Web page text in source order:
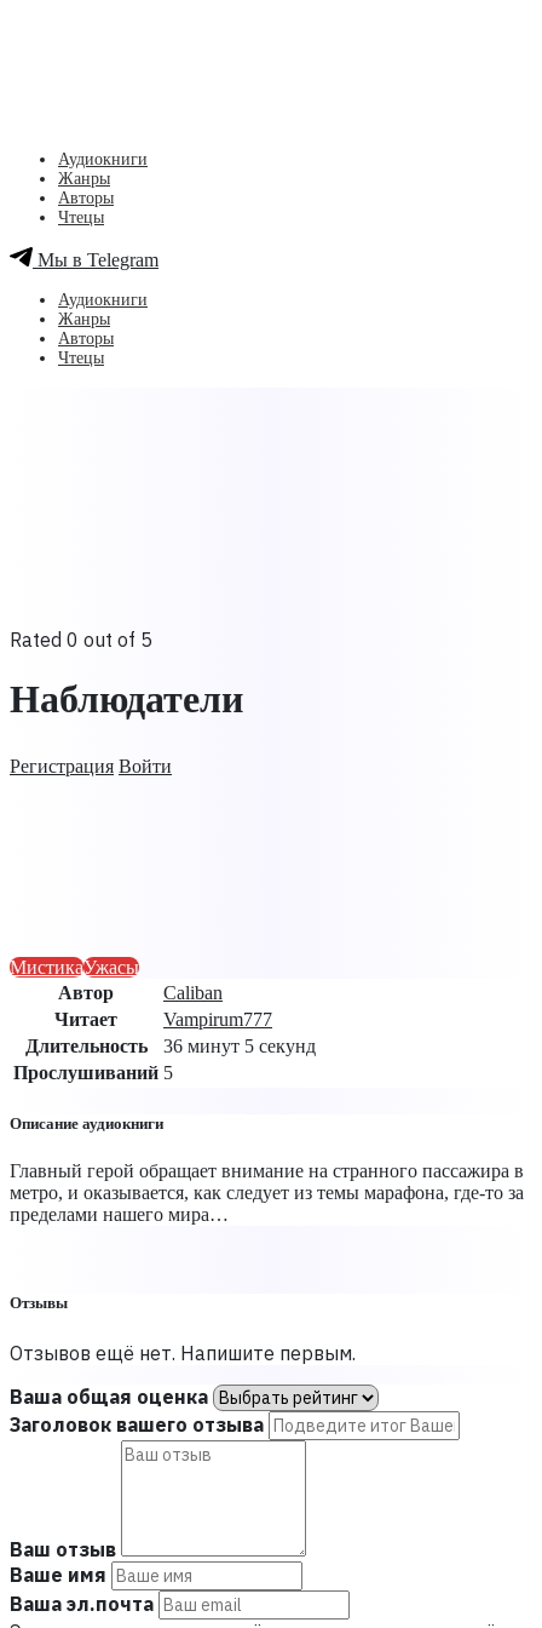
Регистрация Войти
Аудиокниги
Жанры
Авторы
Чтецы
Мы в Telegram
Аудиокниги
Жанры
Авторы
Чтецы
Rated 0 out of 5
Наблюдатели
МистикаУжасы
Автор
Caliban
Читает
Vampirum777
Длительность
36 минут 5 секунд
Прослушиваний 5
Описание аудиокниги
Главный герой обращает внимание на странного пассажира в
метро, и оказывается, как следует из темы марафона, где-то за
пределами нашего мира…
Отзывы
Отзывов ещё нет. Напишите первым.
Ваша общая оценка
Заголовок вашего отзыва
Ваш отзыв
Ваше имя
Ваша эл.почта